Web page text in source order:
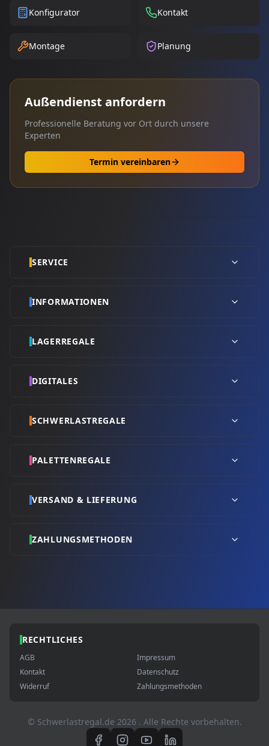
Konfigurator Kontakt
Montage Planung
Außendienst anfordern
Professionelle Beratung vor Ort durch unsere
Experten
Termin vereinbaren
SERVICE
INFORMATIONEN
LAGERREGALE
DIGITALES
SCHWERLASTREGALE
PALETTENREGALE
VERSAND & LIEFERUNG
ZAHLUNGSMETHODEN
RECHTLICHES
AGB
Impressum
Kontakt
Datenschutz
Widerruf
Zahlungsmethoden
© Schwerlastregal.de 2026 . Alle Rechte vorbehalten.